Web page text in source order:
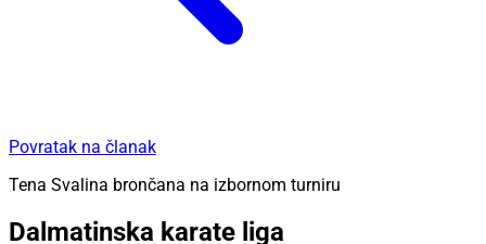
Povratak na članak
Tena Svalina brončana na izbornom turniru
Dalmatinska karate liga